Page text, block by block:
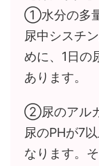
①水分の多
尿中シスチ
めに、1日の
あります。
②尿のアル
尿のPHが7
なります。